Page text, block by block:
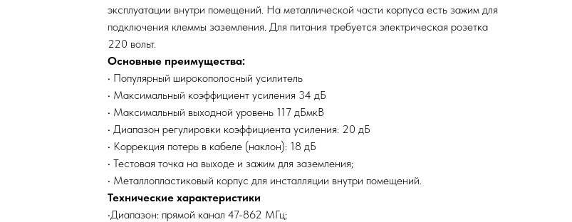
эксплуатации внутри помещений. На металлической части корпуса есть зажим для
подключения клеммы заземления. Для питания требуется электрическая розетка
220 вольт.
Основные преимущества:
• Популярный широкополосный усилитель
• Максимальный коэффициент усиления 34 дБ
• Максимальный выходной уровень 117 дБмкВ
• Диапазон регулировки коэффициента усиления: 20 дБ
• Коррекция потерь в кабеле (наклон): 18 дБ
• Тестовая точка на выходе и зажим для заземления;
• Металлопластиковый корпус для инсталляции внутри помещений.
Технические характеристики
•Диапазон: прямой канал 47-862 МГц;